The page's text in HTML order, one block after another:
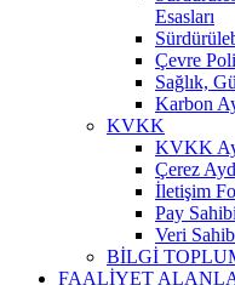
Esasları
Çevre
Sağlık,
Karbon
KVKK
KVKK
Çerez
İletişim
Pay
Veri
BİLGİ
FAALİYET